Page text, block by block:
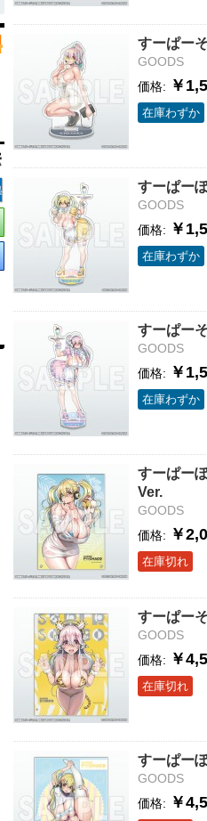
すーぱー
GOODS
価格: ￥
在庫わずか
すーぱー
GOODS
価格: ￥
在庫わずか
すーぱー
GOODS
価格: ￥
在庫わずか
すーぱー
Ver.
GOODS
価格: ￥
在庫切れ
すーぱー
GOODS
価格: ￥
在庫切れ
すーぱー
GOODS
価格: ￥